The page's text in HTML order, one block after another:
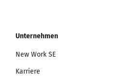
Unternehmen
New Work SE
Karriere